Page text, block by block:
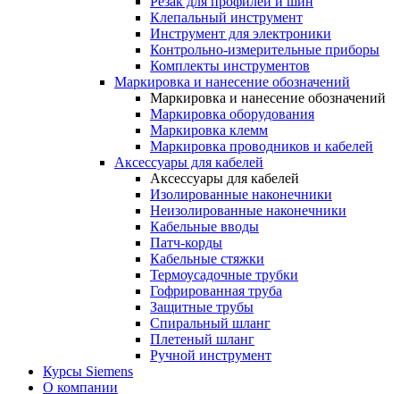
Клепальный инструмент
Инструмент для электроники
Контрольно-измерительные приборы
Комплекты инструментов
Маркировка и нанесение обозначений
Маркировка и нанесение обозначений
Маркировка оборудования
Маркировка клемм
Маркировка проводников и кабелей
Аксессуары для кабелей
Аксессуары для кабелей
Изолированные наконечники
Неизолированные наконечники
Кабельные вводы
Патч-корды
Кабельные стяжки
Термоусадочные трубки
Гофрированная труба
Защитные трубы
Спиральный шланг
Плетеный шланг
Ручной инструмент
Курсы Siemens
О компании